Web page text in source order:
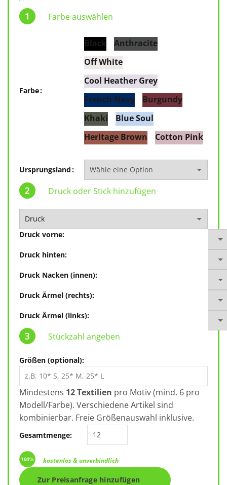
Farbe auswählen
Farbe
Black
Anthracite
Off White
Cool Heather Grey
French Navy
Burgundy
Khaki
Blue Soul
Heritage Brown
Cotton Pink
Ursprungsland
Druck oder Stick hinzufügen
Druck vorne:
Druck hinten:
Druck Nacken (innen):
Druck Ärmel (rechts):
Druck Ärmel (links):
Stückzahl angeben
Größen (optional):
Mindestens 12 Textilien pro Motiv (mind. 6 pro
Modell/Farbe). Verschiedene Artikel sind
kombinierbar. Freie Größenauswahl inklusive.
Gesamtmenge:
kostenlos & unverbindlich